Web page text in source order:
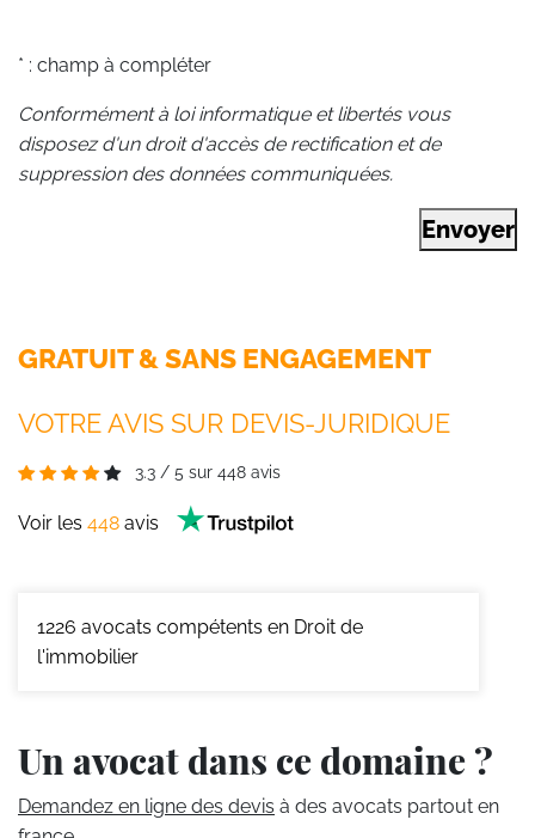
* : champ à compléter
Conformément à loi informatique et libertés vous
disposez d'un droit d'accès de rectification et de
suppression des données communiquées.
Envoyer
GRATUIT & SANS ENGAGEMENT
VOTRE AVIS SUR DEVIS-JURIDIQUE
3.3 / 5 sur 448 avis
Voir les 448 avis
1226 avocats compétents en Droit de
l'immobilier
Un avocat dans ce domaine ?
Demandez en ligne des devis à des avocats partout en